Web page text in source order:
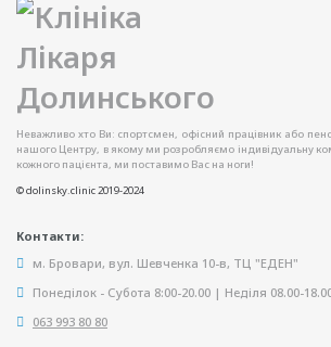
Неважливо хто Ви: спортсмен, офісний працівник або
нашого Центру, в якому ми розробляємо індивідуальну
кожного пацієнта, ми поставимо Вас на ноги!
© dolinsky.clinic 2019-2024
Контакти:
м. Бровари, вул. Шевченка 10-в, ТЦ "ЕДЕН"
Понеділок - Субота 8:00-20.00 | Неділя 08.00-
063 993 80 80